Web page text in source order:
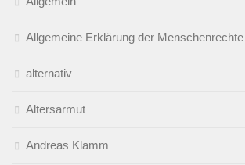
Allgemeine Erklärung der Menschenrechte
alternativ
Altersarmut
Andreas Klamm